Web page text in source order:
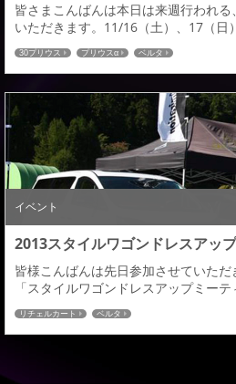
皆さまこんばんは本日は来週行われ
いただきます。11/16（土）、17（日
本社で開催されるHYBRID FAIRにデモ
ます。今回、初のハイブリッドフェア
カーのハイブリッド車が多数あつま
だきました。展示デモカーは、プリ
持ちして、北見トヨペット様にてプ...
30プリウス プリウスα ベルタ
イベント
2013スタイルワゴンドレスアッ
皆様こんばんは先日参加させていた
「スタイルワゴンドレスアップミー
ドまで 行ってきましたのでご紹介し
る事かと心配をしておりましたが、最
回る参加台数と出展台数でおおいい
た。車両はヴェルファイア後期とプ
ました。参加いただきましたユーザ
リチェルカート ベルタ